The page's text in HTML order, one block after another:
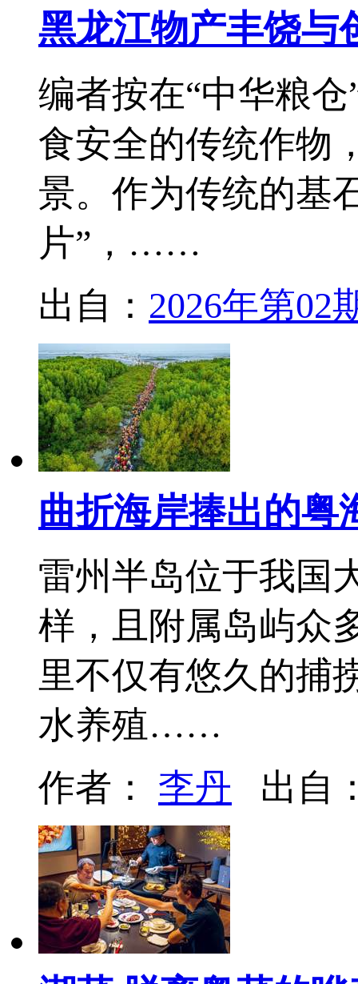
黑龙江物产丰饶与
编者按在“中华粮
食安全的传统作物
景。作为传统的基
片”，……
出自： 2026年第02
曲折海岸捧出的粤
雷州半岛位于我国
样，且附属岛屿众
里不仅有悠久的捕
水养殖……
作者： 李丹 出自